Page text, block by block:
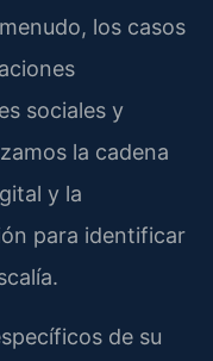
los casos
sociales y
la cadena
y la
para identificar
de su